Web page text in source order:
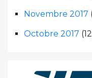
Novembre 2017
Octobre 2017